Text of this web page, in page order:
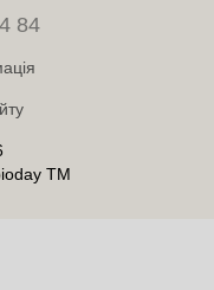
84
TM